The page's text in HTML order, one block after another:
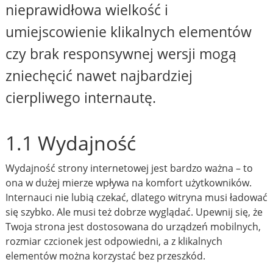
nieprawidłowa wielkość i
umiejscowienie klikalnych elementów
czy brak responsywnej wersji mogą
zniechęcić nawet najbardziej
cierpliwego internautę.
1.1 Wydajność
Wydajność strony internetowej jest bardzo ważna – to
ona w dużej mierze wpływa na komfort użytkowników.
Internauci nie lubią czekać, dlatego witryna musi ładować
się szybko. Ale musi też dobrze wyglądać. Upewnij się, że
Twoja strona jest dostosowana do urządzeń mobilnych,
rozmiar czcionek jest odpowiedni, a z klikalnych
elementów można korzystać bez przeszkód.